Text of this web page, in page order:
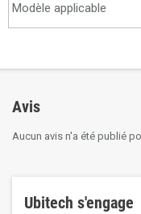
Modèle applicable
Avis
Aucun avis n'a été publié
Ubitech s'engage